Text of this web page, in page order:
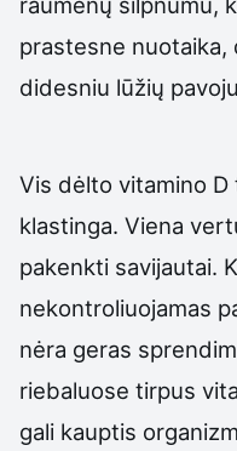
prastesne nuotaika,
didesniu lūžių
Vis dėlto vitamino D
klastinga. Viena
pakenkti savijautai.
nekontroliuojamas
nėra geras
riebaluose tirpus
gali kauptis